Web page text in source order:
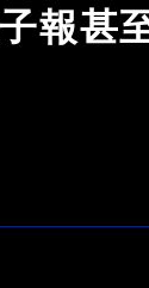
報甚